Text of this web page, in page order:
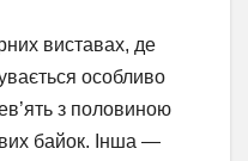
виставах, де
особливо
з половиною
байок. Інша —